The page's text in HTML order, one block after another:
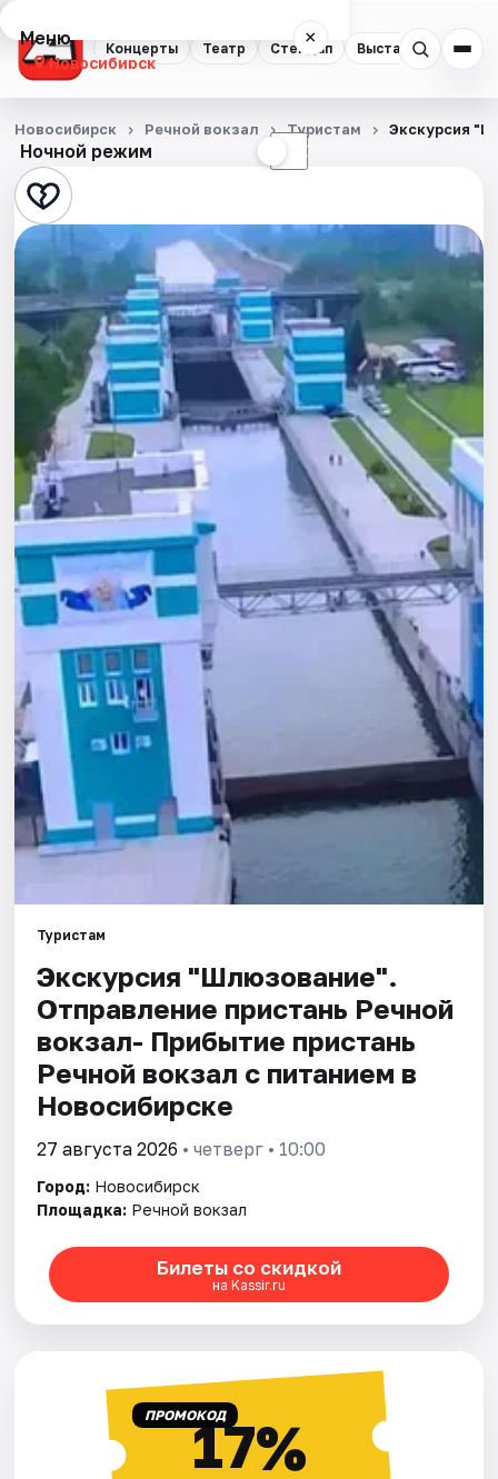
Концерты Театр Стендап Выставки
Меню ×
Новосибирск
Концерты
Театр
Стендап
Выставки
Квесты
Экскурсии
Спорт
События
Города
Площадки
Артисты
Рейтинги
Ночной режим ☾
Новосибирск Речной вокзал Туристам Экскурсия
Туристам
Экскурсия "Шлюзование".
Отправление пристань Речной
вокзал- Прибытие пристань
Речной вокзал с питанием в
Новосибирске
27 августа 2026 • четверг • 10:00
Город: Новосибирск
Площадка: Речной вокзал
Билеты со скидкой
на Kassir.ru
ПРОМОКОД17%